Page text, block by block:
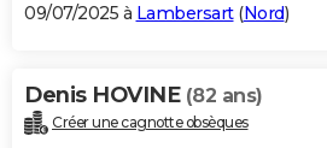
09/07/2025 à Lambersart(Nord)
Denis HOVINE (82 ans)
Créer une cagnotte obsèques